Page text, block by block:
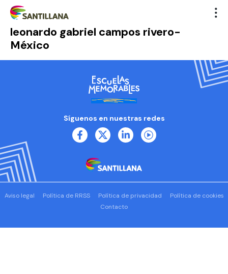
leonardo gabriel campos rivero-
México
Síguenos en nuestras redes
Aviso legal Política de RRSS Política de privacidad
Política de cookies
Contacto